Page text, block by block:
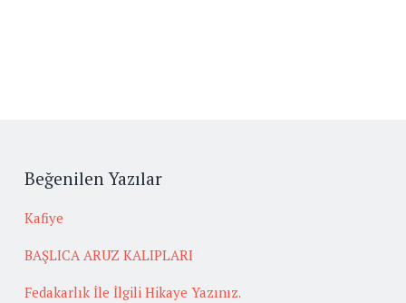
Beğenilen Yazılar
Kafiye
BAŞLICA ARUZ KALIPLARI
Fedakarlık İle İlgili Hikaye Yazınız.